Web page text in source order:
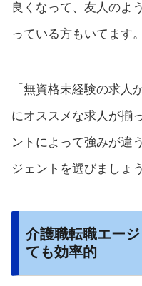
良くなって、友人のよ
っている方もいてます。
「無資格未経験の求人
にオススメな求人が揃
ントによって強みが違
ジェントを選びましょ
介護職転職エー
ても効率的